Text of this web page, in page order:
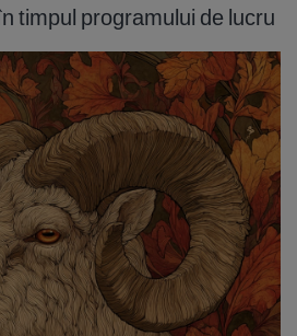
timpul programului de lucru